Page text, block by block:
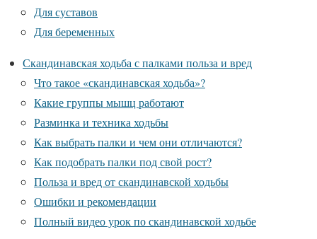
Для суставов
Для беременных
Скандинавская ходьба с палками польза и вред
Что такое «скандинавская ходьба»?
Какие группы мышц работают
Разминка и техника ходьбы
Как выбрать палки и чем они отличаются?
Как подобрать палки под свой рост?
Польза и вред от скандинавской ходьбы
Ошибки и рекомендации
Полный видео урок по скандинавской ходьбе